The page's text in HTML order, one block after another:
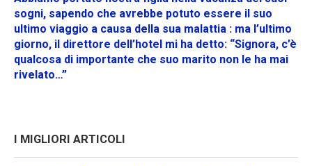
sogni, sapendo che avrebbe potuto essere il suo
ultimo viaggio a causa della sua malattia : ma l’ultimo
giorno, il direttore dell’hotel mi ha detto: “Signora, c’è
qualcosa di importante che suo marito non le ha mai
rivelato…”
I MIGLIORI ARTICOLI